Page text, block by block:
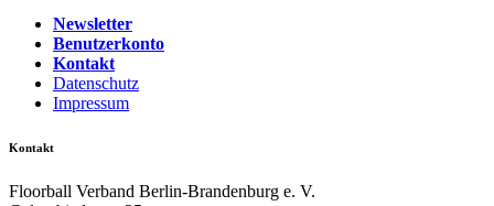
Newsletter
Benutzerkonto
Kontakt
Datenschutz
Impressum
Kontakt
Floorball Verband Berlin-Brandenburg e. V.